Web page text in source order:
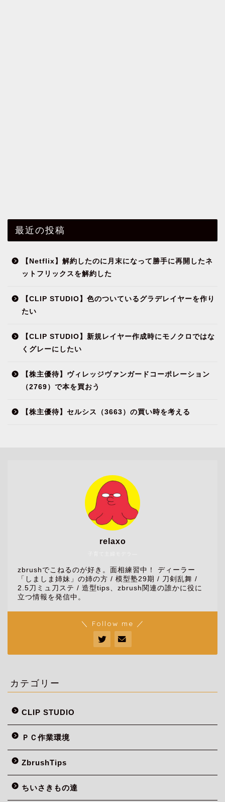
最近の投稿
【Netflix】解約したのに月末になって勝手に再開したネ
ットフリックスを解約した
【CLIP STUDIO】色のついているグラデレイヤーを作り
たい
【CLIP STUDIO】新規レイヤー作成時にモノクロではな
くグレーにしたい
【株主優待】ヴィレッジヴァンガードコーポレーション
（2769）で本を買おう
【株主優待】セルシス（3663）の買い時を考える
relaxo
zbrushでこねるのが好き。面相練習中！ ディーラー
「しましま姉妹」の姉の方 / 模型塾29期 / 刀剣乱舞 /
2.5刀ミュ刀ステ / 造型tips、zbrush関連の誰かに役に
立つ情報を発信中。
＼ Follow me ／
カテゴリー
CLIP STUDIO
ＰＣ作業環境
ZbrushTips
ちいさきもの達